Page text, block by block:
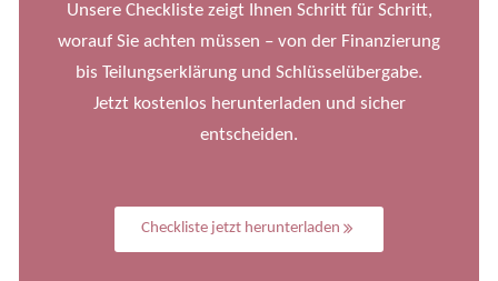
Unsere Checkliste zeigt Ihnen Schritt für Schritt,
worauf Sie achten müssen – von der Finanzierung
bis Teilungserklärung und Schlüsselübergabe.
Jetzt kostenlos herunterladen und sicher
entscheiden.
Checkliste jetzt herunterladen